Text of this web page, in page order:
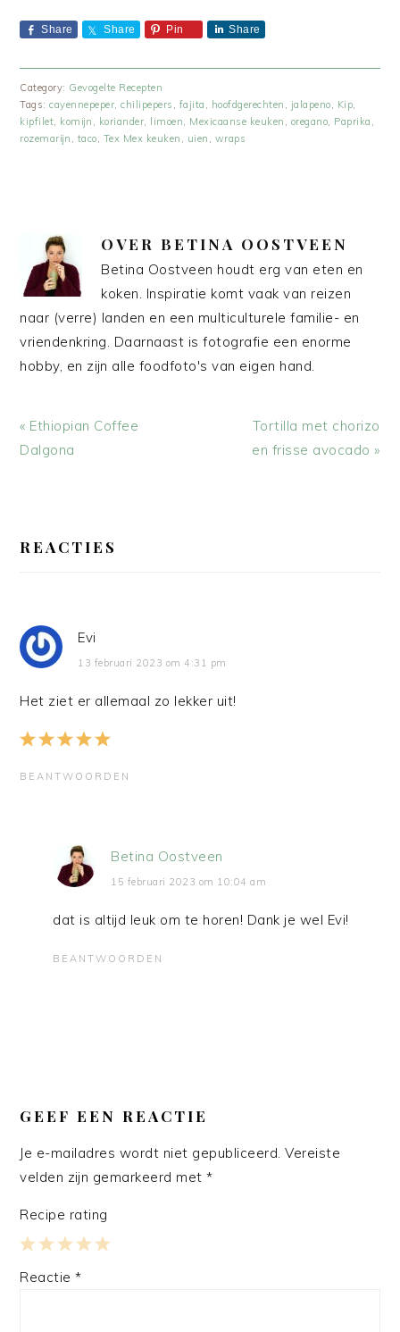
Share Share Pin Share
Category: Gevogelte Recepten
Tags:cayennepeper,chilipepers , fajita , hoofdgerechten , jalapeno, Kip,
kipfilet, komijn , koriander, limoen, Mexicaanse keuken , oregano, Paprika ,
rozemarijn , taco, Tex Mex keuken , uien , wraps
OVER BETINA OOSTVEEN
Betina Oostveen houdt erg van eten en
koken. Inspiratie komt vaak van reizen
naar (verre) landen en een multiculturele familie- en
vriendenkring. Daarnaast is fotografie een enorme
hobby, en zijn alle foodfoto's van eigen hand.
Vorig
bericht:
« Ethiopian Coffee
Dalgona
Volgend
bericht:
Tortilla met chorizo
en frisse avocado »
INTERACTIES
REACTIES
Evi
13 februari 2023 om 4:31 pm
Het ziet er allemaal zo lekker uit!
BEANTWOORDEN
Betina Oostveen
15 februari 2023 om 10:04 am
dat is altijd leuk om te horen! Dank je wel Evi!
BEANTWOORDEN
GEEF EEN REACTIE
Je e-mailadres wordt niet gepubliceerd. Vereiste
velden zijn gemarkeerd met*
Recipe rating
4
3
2
1
Reactie*